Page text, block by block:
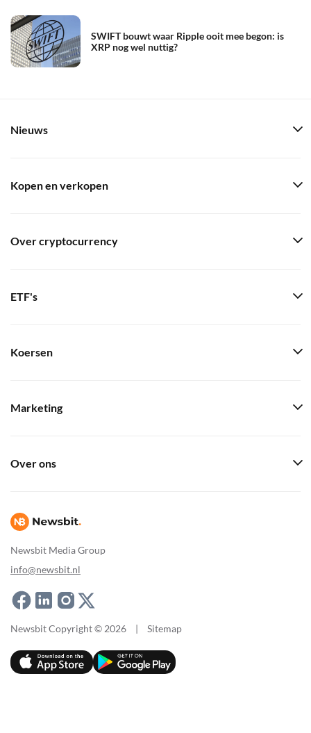
SWIFT bouwt waar Ripple ooit mee begon: is
XRP nog wel nuttig?
Newsbit Media Group
info@newsbit.nl
Nieuws
Kopen en verkopen
Over cryptocurrency
ETF's
Koersen
Marketing
Over ons
Newsbit Copyright © 2026 | Sitemap